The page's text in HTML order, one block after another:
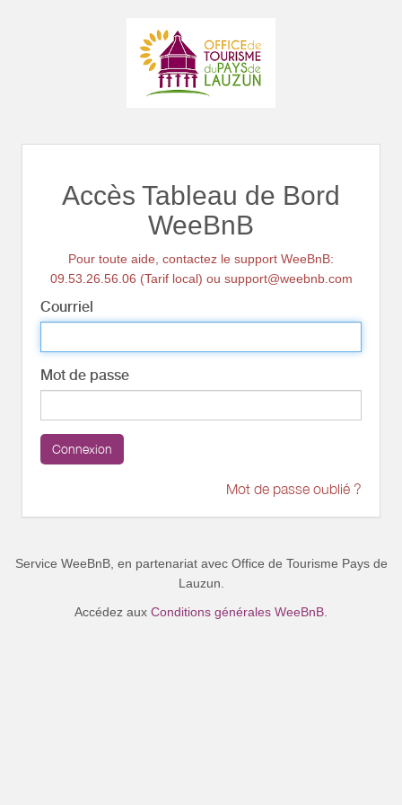
Accès Tableau de Bord
WeeBnB
Pour toute aide, contactez le support WeeBnB:
09.53.26.56.06 (Tarif local) ou support@weebnb.com
Courriel
Mot de passe
Connexion
Mot de passe oublié ?
Service WeeBnB, en partenariat avec Office de Tourisme Pays de
Lauzun
Accédez aux Conditions générales WeeBnB.